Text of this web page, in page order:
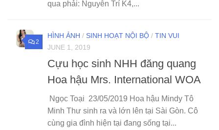
qua phải: Nguyễn Trí K4,...
2
HÌNH ẢNH / SINH HOẠT NỘI BỘ / TIN VUI
JUNE 1, 2019
Cựu học sinh NHH đăng quang
Hoa hậu Mrs. International WOA
Ngọc Toại 23/05/2019 Hoa hậu Mindy Tô
Minh Thư sinh ra và lớn lên tại Sài Gòn. Cô
cùng gia đình hiện tại đang sống tại...